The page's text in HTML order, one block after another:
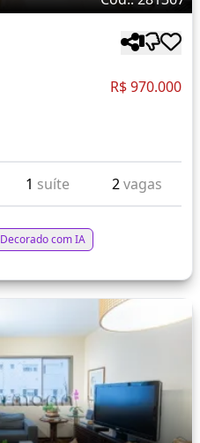
R$ 970.000
1 suíte 2vagas
Decorado com IA